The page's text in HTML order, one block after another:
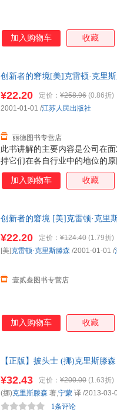
加入购物车 收藏
创新者的窘境[美]克雷顿·克里
此书讲解的主要内容是公司在
持它们在各自行业中的地位的
那些以精于管理著称的公司。
¥22.20 定价： ¥258.96 (0.86折)
丽德图书专营店
2001-01-01 /江苏人民出版社
加入购物车 收藏
创新者的窘境 [美]克雷顿·克里
¥22.20 定价： ¥124.40 (1.79折)
壹贰叁图书专营店
[美]克雷顿·克里斯滕森 /2001-01-01 /
加入购物车 收藏
【正版】披头士 (挪)克里斯滕
¥32.43 定价： ¥200.00 (1.63折)
1条评论
(挪)克里斯滕森 著,宁蒙 译 /2013-03-